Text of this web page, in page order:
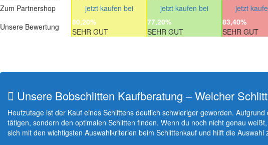
Zum Partnershop
jetzt kaufen bei jetzt kaufen bei
jetzt
Unsere Bewertung
80,20%
SEHR GUT
77,20%
SEHR GUT
83,40%
SEHR GUT
Unsere Bobschlitten Kaufberatung – Welcher
Heutzutage ist der Kauf eines Schlittens deutlich schwieriger geworden.
tätigen, sondern den optimalen Schlitten finden. Wenn du noch nicht genau
sich mit den wichtigsten Auswahlkriterien beim Schlittenkauf und hilft die Auswahl